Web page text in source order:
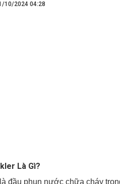
10/2024 04:28
Là Gì?
đầu phun nước chữa cháy